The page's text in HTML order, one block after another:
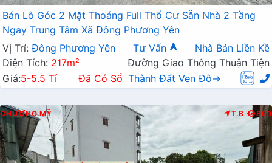
Bán Lô Góc 2 Mặt Thoáng Full Thổ Cư Sẵn Nhà 2 Tầng
Ngay Trung Tâm Xã Đông Phương Yên
Vị Trí: Đông Phương Yên Tư Vấn
Nhà Bán Liền Kề
Diện Tích: 217m²
Đường Giao Thông Thuận Tiện
Giá:5-5.5 Tỉ Đã Có Sổ Thành Đất Ven Đô→
CHƯƠNG MỸ T.B 860